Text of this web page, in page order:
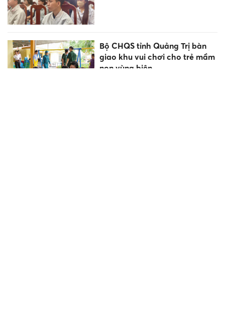
Bộ CHQS tỉnh Quảng Trị bàn
giao khu vui chơi cho trẻ mầm
non vùng biên